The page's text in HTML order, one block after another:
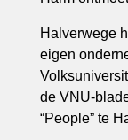
Halverwege
eigen
de VNU-
“People” te